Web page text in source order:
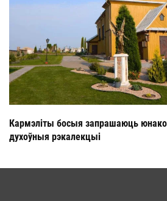
Кармэліты босыя запрашаюць
духоўныя рэкалекцыі